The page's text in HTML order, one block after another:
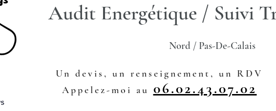
Audit Energétique / Suivi
Nord / Pas-De-Calais
Un devis, un renseignement, un RDV
Appelez-moi au 06.02.43.07.02